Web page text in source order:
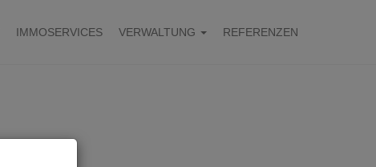
IMMOSERVICES VERWALTUNG REFERENZEN